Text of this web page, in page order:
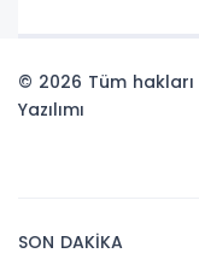
© 2026 Tüm hakları
Yazılımı
SON DAKİKA